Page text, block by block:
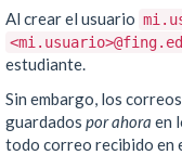
Al crear el usuario
estudiante.
Sin embargo, los
guardados por ahora en
todo correo recibido en